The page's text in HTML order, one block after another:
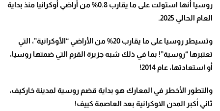
روسيا أنها استولت على ما يقارب 0.8% من أراضي أوكرانيا منذ بداية
العام الحالي 2025
.
وتسيطر روسيا على ما يقارب 20% من الأراضي “الأوكرانية”، التي
تعتبرها “روسية”! بما في ذلك شبه جزيرة القرم التي ضمتها روسيا،
أو استعادتها، عام 2014
!
والتطور الأخطر في المعارك هو بداية قضم روسية لمدينة خاركيف،
ثاني أكبر المدن الاوكرانية بعد العاصمة كييف!